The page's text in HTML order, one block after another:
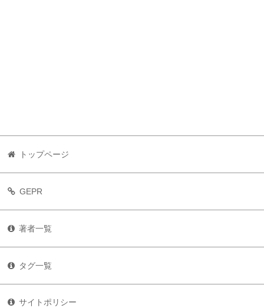
トップページ
GEPR
著者一覧
タグ一覧
サイトポリシー